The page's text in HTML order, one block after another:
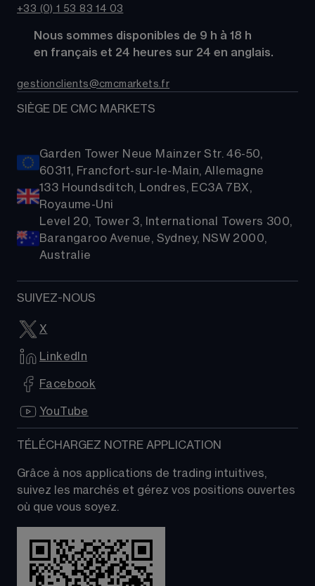
ETFs
Paniers d'Actions
Nos analystes de marché
Support
+33 (0) 1 53 83 14 03
      Nous sommes disponibles de 9 h à 18 h
      en français et 24 heures sur 24 en anglais.
gestionclients@cmcmarkets.fr
SIÈGE DE CMC MARKETS
Garden Tower Neue Mainzer Str. 46-50,
60311, Francfort-sur-le-Main, Allemagne
133 Houndsditch, Londres, EC3A 7BX,
Royaume-Uni
Level 20, Tower 3, International Towers 300,
Barangaroo Avenue, Sydney, NSW 2000,
Australie
SUIVEZ-NOUS
X
LinkedIn
Facebook
YouTube
TÉLÉCHARGEZ NOTRE APPLICATION
Grâce à nos applications de trading intuitives,
suivez les marchés et gérez vos positions ouvertes
où que vous soyez.